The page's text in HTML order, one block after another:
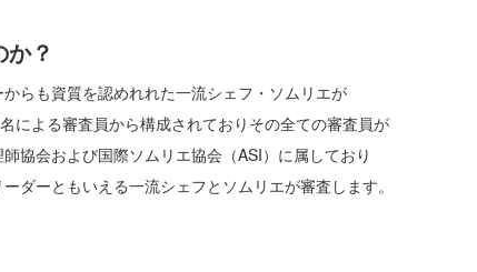
？
らも資質を認めれれた一流シェフ・ソムリエが
による審査員から構成されておりその全ての審査員が
協会および国際ソムリエ協会（ASI）に属しており
ダーともいえる一流シェフとソムリエが審査します。